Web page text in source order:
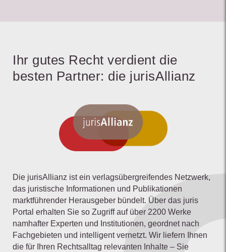
Ihr gutes Recht verdient die
besten Partner: die jurisAllianz
Die jurisAllianz ist ein verlagsübergreifendes Netzwerk,
das juristische Informationen und Publikationen
marktführender Herausgeber bündelt. Über das juris
Portal erhalten Sie so Zugriff auf über 2200 Werke
namhafter Experten und Institutionen, geordnet nach
Fachgebieten und intelligent vernetzt. Wir liefern Ihnen
die für Ihren Rechtsalltag relevanten Inhalte – Sie